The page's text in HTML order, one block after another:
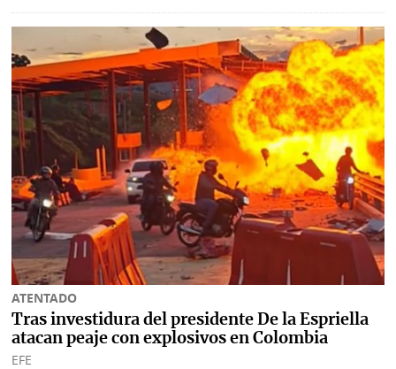
OTROS
SITIOS
Metro
por
Metro
Tienda
Panamá
Tus
Tiquetes
Cero
KM
Mi
Diario
Ellas
Club
La
Prensa
Busca
Fácil
ATENTADO
Tras investidura del presidente De la Espriella
atacan peaje con explosivos en Colombia
EFE